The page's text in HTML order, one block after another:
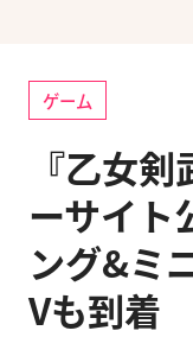
ゲーム
『乙女
ーサイト
ング&ミ
Vも到着